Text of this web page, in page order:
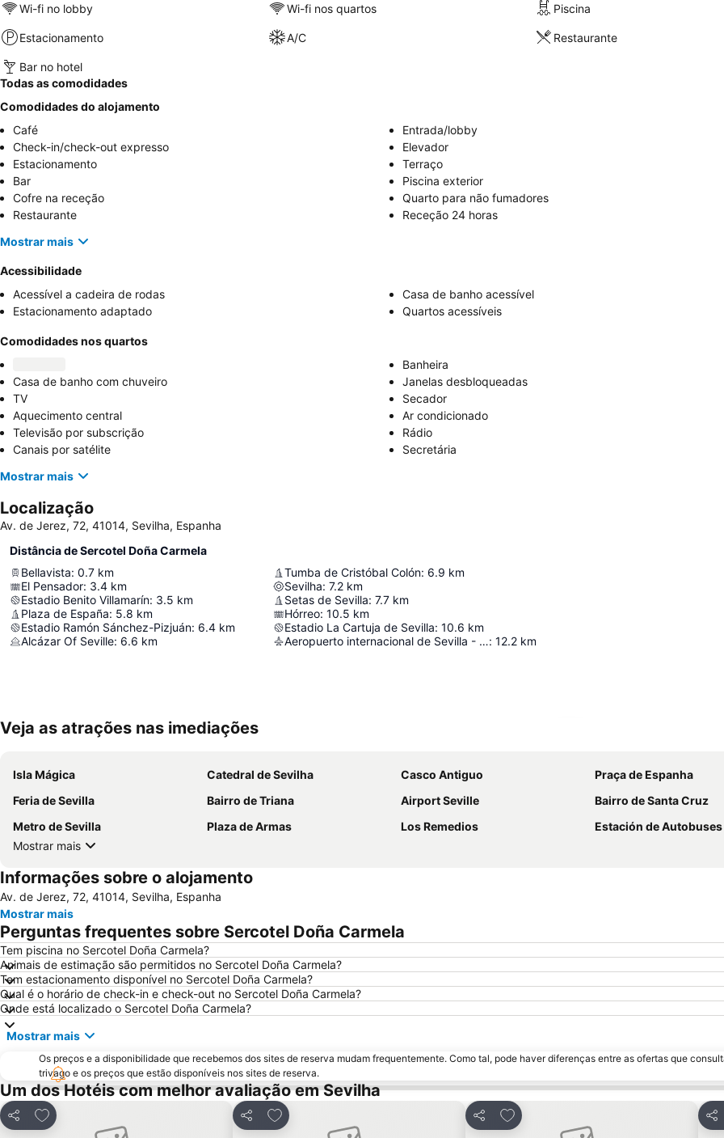
Wi-fi no lobby Wi-fi nos quartos Piscina
Estacionamento A/C Restaurante
Bar no hotel
Todas as comodidades
Comodidades do alojamento
Café
Entrada/lobby
Check-in/check-out expresso
Elevador
Estacionamento
Terraço
Bar
Piscina exterior
Cofre na receção
Quarto para não fumadores
Restaurante
Receção 24 horas
Mostrar mais
Acessibilidade
Acessível a cadeira de rodas
Casa de banho acessível
Estacionamento adaptado
Quartos acessíveis
Comodidades nos quartos
Banheira
Casa de banho com chuveiro
Janelas desbloqueadas
TV
Secador
Aquecimento central
Ar condicionado
Televisão por subscrição
Rádio
Canais por satélite
Secretária
Mostrar mais
Localização
Av. de Jerez, 72, 41014, Sevilha, Espanha
Distância de Sercotel Doña Carmela
Bellavista: 0.7 km
El Pensador: 3.4 km
Estadio Benito Villamarín: 3.5 km
Plaza de España: 5.8 km
Estadio Ramón Sánchez-Pizjuán: 6.4 km
Alcázar Of Seville: 6.6 km
Tumba de Cristóbal Colón: 6.9 km
Sevilha: 7.2 km
Setas de Sevilla: 7.7 km
Hórreo: 10.5 km
Estadio La Cartuja de Sevilla: 10.6 km
Aeropuerto internacional de Sevilla - San Pablo: 12.2 km
Veja as atrações nas imediações
Isla Mágica Catedral de Sevilha Casco Antiguo
Praça de Espanha
Feria de Sevilla
Bairro de Triana Airport Seville
Bairro de Santa Cruz
Metro de Sevilla
Plaza de Armas Los Remedios
Estación de Autobuses Plaza
Mostrar mais
Informações sobre o alojamento
Av. de Jerez, 72, 41014, Sevilha, Espanha
Mostrar mais
Perguntas frequentes sobre Sercotel Doña Carmela
Tem piscina no Sercotel Doña Carmela?
Animais de estimação são permitidos no Sercotel Doña Carmela?
Tem estacionamento disponível no Sercotel Doña Carmela?
Qual é o horário de check-in e check-out no Sercotel Doña Carmela?
Onde está localizado o Sercotel Doña Carmela?
Mostrar mais
Os preços e a disponibilidade que recebemos dos sites de reserva mudam frequentemente. Como tal, pode haver diferenças entre as ofertas que
trivago e os preços que estão disponíveis nos sites de reserva.
Um dos Hotéis com melhor avaliação em Sevilha
Partilhar
Adicionar aos favoritos
Partilhar
Adicionar aos favoritos
Partilhar
Adicionar aos favoritos